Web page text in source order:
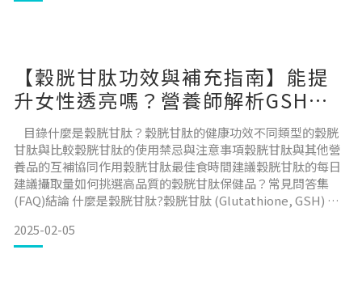
比，冰晶番茄具有淡白色或乳白色的外表，果實略小，但營養
【穀胱甘肽功效與補充指南】能提
升女性透亮嗎？營養師解析GSH吸
收率與挑選技巧！
目錄什麼是穀胱甘肽？穀胱甘肽的健康功效不同類型的穀胱
甘肽與比較穀胱甘肽的使用禁忌與注意事項穀胱甘肽與其他營
養品的互補協同作用穀胱甘肽最佳食時間建議穀胱甘肽的每日
建議攝取量如何挑選高品質的穀胱甘肽保健品？常見問答集
(FAQ)結論 什麼是穀胱甘肽?穀胱甘肽 (Glutathione, GSH) 是
(Cysteine) 和甘胺酸 (Glycine) 組成的三肽分子。它廣泛存在
於人體內，具有強大的保護力，被譽為「人體最主
2025-02-05